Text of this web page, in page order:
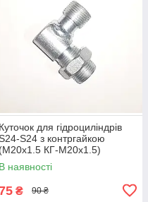
Куточок для гідроциліндрів
S24 з контргайкою
(М20х1.5 КГ-М20х1.5)
В наявності
₴ 90 ₴